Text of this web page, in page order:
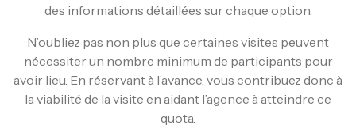
des informations détaillées sur chaque option.
N’oubliez pas non plus que certaines visites peuvent
nécessiter un nombre minimum de participants pour
avoir lieu. En réservant à l’avance, vous contribuez donc à
la viabilité de la visite en aidant l’agence à atteindre ce
quota.